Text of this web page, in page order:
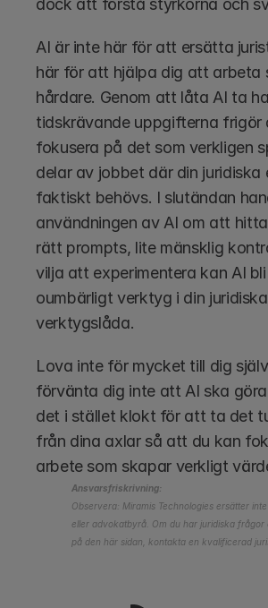
dock att förstå styrkorna och
AI är inte här för att ersätta
här för att hjälpa dig att arbeta
hårdare. Genom att låta AI ta
tidskrävande uppgifterna frigör
fokusera på det som verkligen
delar av jobbet där din juridiska
faktiskt behövs. I slutändan
användningen av AI om att
rätt prompts, lite mänsklig
vilja att experimentera kan AI
oumbärligt verktyg i din juridiska
verktygslåda.
Lova inte för mycket till dig
förvänta dig inte att AI ska
det i stället klokt för att ta det
från dina axlar så att du kan
arbete som skapar verkligt
Ansvarsfriskrivning:
Observera: Miramis Technologies ersätter
eller advokatbyrå. Om du har juridiska frågor
på den här sidan, kontakta en kvalificerad